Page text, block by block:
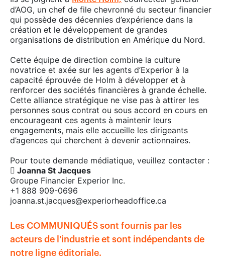
d’AOG, un chef de file chevronné du secteur financier
qui possède des décennies d’expérience dans la
création et le développement de grandes
organisations de distribution en Amérique du Nord.
Cette équipe de direction combine la culture
novatrice et axée sur les agents d’Experior à la
capacité éprouvée de Holm à développer et à
renforcer des sociétés financières à grande échelle.
Cette alliance stratégique ne vise pas à attirer les
personnes sous contrat ou sous accord en cours en
encourageant ces agents à maintenir leurs
engagements, mais elle accueille les dirigeants
d’agences qui cherchent à devenir actionnaires.
Pour toute demande médiatique, veuillez contacter :
 Joanna St Jacques
Groupe Financier Experior Inc.
+1 888 909-0696
joanna.st.jacques@experiorheadoffice.ca
Les COMMUNIQUÉS sont fournis par les
acteurs de l'industrie et sont indépendants de
notre ligne éditoriale.